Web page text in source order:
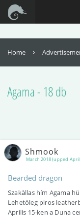
For full functionality of this
theinstructions how to
Home
Agama - 18 db
March 2018 (upped
Shmook
Bearded dragon
Szakàllas hím Agama
Lehetöleg piros
Aprilis 15-ken a Duna